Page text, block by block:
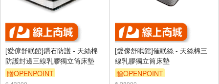
[愛傢舒眠館]鑽石防護 - 天絲棉
防護封邊三線乳膠獨立筒床墊
贈OPENPOINT
[愛傢舒眠館]催眠絲 - 天絲棉三
線乳膠獨立筒床墊
贈OPENPOINT